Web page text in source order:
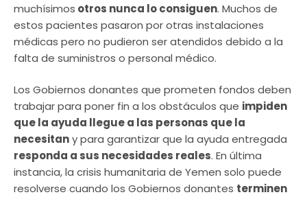
muchísimos otros nunca lo consiguen. Muchos de
estos pacientes pasaron por otras instalaciones
médicas pero no pudieron ser atendidos debido a la
falta de suministros o personal médico.
Los Gobiernos donantes que prometen fondos deben
trabajar para poner fin a los obstáculos que impiden
que la ayuda llegue a las personas que la
necesitany para garantizar que la ayuda entregada
responda a sus necesidades reales. En última
instancia, la crisis humanitaria de Yemen solo puede
resolverse cuando los Gobiernos donantes terminen